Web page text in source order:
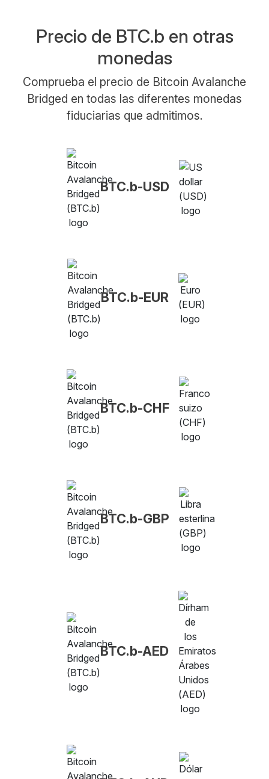
Precio de BTC.b en otras
monedas
Comprueba el precio de Bitcoin Avalanche
Bridged en todas las diferentes monedas
fiduciarias que admitimos.
BTC.b-USD
BTC.b-EUR
BTC.b-CHF
BTC.b-GBP
BTC.b-AED